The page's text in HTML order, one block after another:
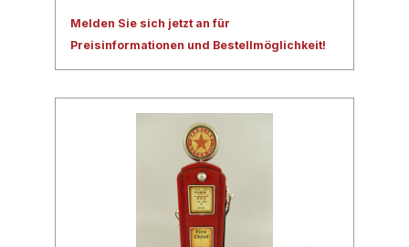
Melden Sie sich jetzt an für
Preisinformationen und Bestellmöglichkeit!